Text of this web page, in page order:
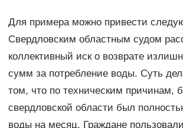
Для примера можно привести
Свердловским областным судом
коллективный иск о возврате
сумм за потребление воды. Суть
том, что по техническим причинам,
свердловской области был
воды на месяц. Граждане